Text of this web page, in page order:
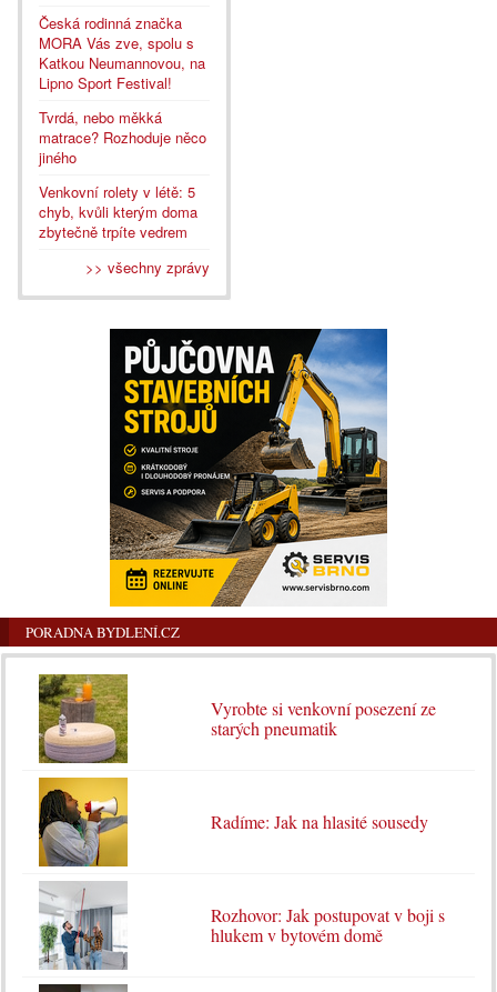
Česká rodinná značka
MORA Vás zve, spolu s
Katkou Neumannovou, na
Lipno Sport Festival!
Tvrdá, nebo měkká
matrace? Rozhoduje něco
jiného
Venkovní rolety v létě: 5
chyb, kvůli kterým doma
zbytečně trpíte vedrem
>> všechny zprávy
PORADNA BYDLENÍ.CZ
Vyrobte si venkovní posezení ze
starých pneumatik
Radíme: Jak na hlasité sousedy
Rozhovor: Jak postupovat v boji s
hlukem v bytovém domě